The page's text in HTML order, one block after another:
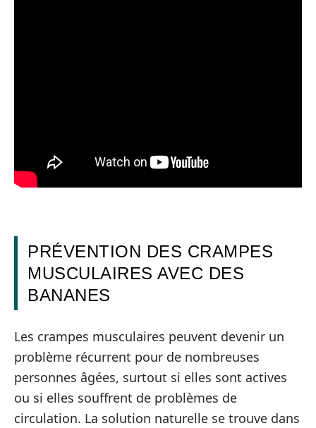
PRÉVENTION DES CRAMPES
MUSCULAIRES AVEC DES
BANANES
Les crampes musculaires peuvent devenir un
problème récurrent pour de nombreuses
personnes âgées, surtout si elles sont actives
ou si elles souffrent de problèmes de
circulation. La solution naturelle se trouve dans